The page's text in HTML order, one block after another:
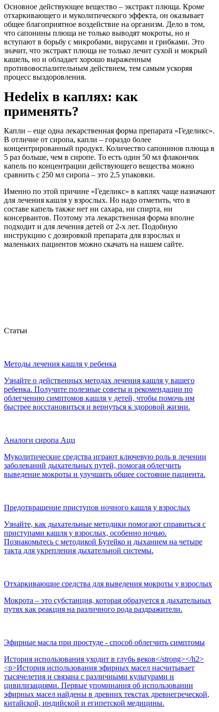
Основное действующее вещество – экстракт плюща. Кроме
отхаркивающего и муколитического эффекта, он оказывает
общее благоприятное воздействие на организм. Дело в том,
что сапонины плюща не только выводят мокроты, но и
вступают в борьбу с микробами, вирусами и грибками. Это
значит, что экстракт плюща не только лечит сухой и мокрый
кашель, но и обладает хорошо выраженным
противовоспалительным действием, тем самым ускоряя
процесс выздоровления.
Hedelix в каплях: как
применять?
Капли – еще одна лекарственная форма препарата «Геделикс».
В отличие от сиропа, капли – гораздо более
концентрированный продукт. Количество сапонинов плюща в
5 раз больше, чем в сиропе. То есть один 50 мл флакончик
капель по концентрации действующего вещества можно
сравнить с 250 мл сиропа – это 2,5 упаковки.
Именно по этой причине «Геделикс» в каплях чаще назначают
для лечения кашля у взрослых. Но надо отметить, что в
составе капель также нет ни сахара, ни спирта, ни
консервантов. Поэтому эта лекарственная форма вполне
подходит и для лечения детей от 2-х лет. Подобную
инструкцию с дозировкой препарата для взрослых и
маленьких пациентов можно скачать на нашем сайте.
Статьи
Методы лечения кашля у ребенка
Узнайте о действенных методах лечения кашля у вашего
ребенка. Получите полезные советы и рекомендации по
облегчению симптомов кашля у детей, чтобы помочь им
быстрее восстановиться и вернуться к здоровой жизни.
Аналоги сиропа Ацц
Муколитические средства играют ключевую роль в лечении
заболеваний дыхательных путей, помогая облегчить
выведение мокроты и улучшить общее состояние пациента.
Предотвращение приступов ночного кашля у взрослых
Узнайте, как дыхательные методики помогают справиться с
приступами кашля у взрослых, особенно ночью.
Познакомьтесь с методикой Бутейко и дыханием на четыре
такта для укрепления дыхательной системы.
Отхаркивающие средства для выведения мокроты у взрослых
Мокрота – это субстанция, которая образуется в дыхательных
путях как реакция на различного рода раздражители.
Эфирные масла при простуде - способ облегчить симптомы
История использования уходит в глубь веков</strong></h2>
<p>История использования эфирных масел насчитывает
тысячелетия и связана с различными культурами и
цивилизациями. Первые упоминания об использовании
эфирных масел найдены в древних текстах древнегреческой,
китайской, индийской и египетской медицины.